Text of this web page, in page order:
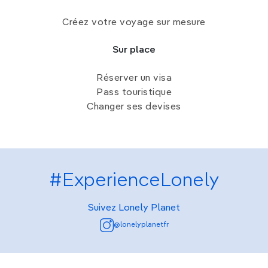
Créez votre voyage sur mesure
Sur place
Réserver un visa
Pass touristique
Changer ses devises
#ExperienceLonely
Suivez Lonely Planet
@lonelyplanetfr